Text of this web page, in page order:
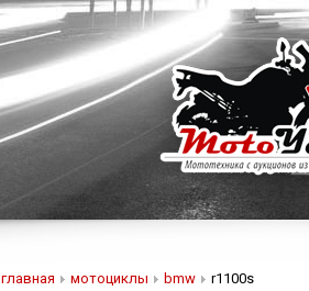
главная мотоциклы bmw r1100s